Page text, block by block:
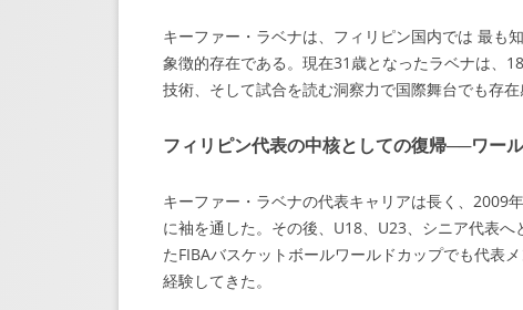
キーファー・ラベナは、フィリピン国内では 最も
象徴的存在である。現在31歳となったラベナは、
技術、そして試合を読む洞察力で国際舞台でも存在
フィリピン代表の中核としての復帰──ワー
キーファー・ラベナの代表キャリアは長く、2009
に袖を通した。その後、U18、U23、シニア代表
たFIBAバスケットボールワールドカップでも代表
経験してきた。